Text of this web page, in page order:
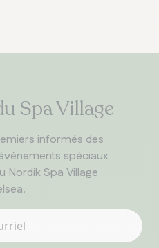
Spa Village
informés des
spéciaux
Nordik Spa Village